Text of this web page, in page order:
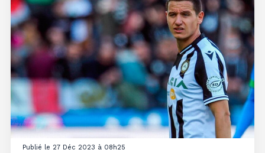
Publié le 27 Déc 2023 à 08h25